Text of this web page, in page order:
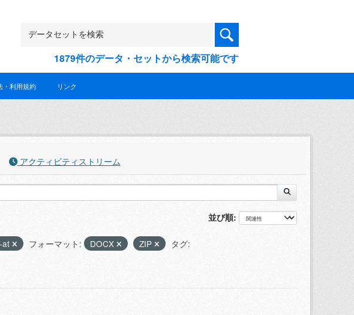
1879件のデータ・セットから検索可能です
・利用規約 リンク
アクティビティストリーム
並び順
at フォーマット: DOCX ZIP
タグ: